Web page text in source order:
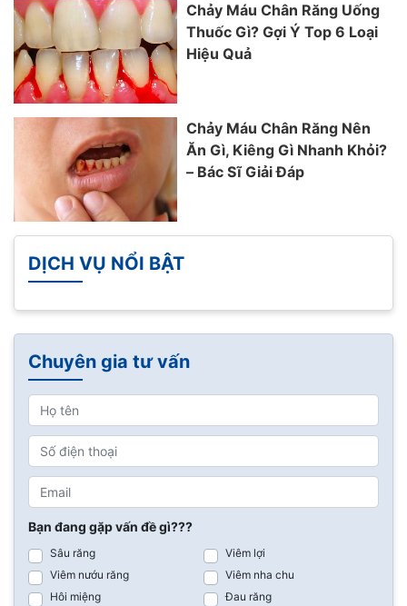
Chảy Máu Chân Răng Uống
Thuốc Gì? Gợi Ý Top 6 Loại
Hiệu Quả
Chảy Máu Chân Răng Nên
Ăn Gì, Kiêng Gì Nhanh Khỏi?
– Bác Sĩ Giải Đáp
DỊCH VỤ NỔI BẬT
Chuyên gia tư vấn
Bạn đang gặp vấn đề gì???
Sâu răng
Viêm lợi
Viêm nướu răng
Viêm nha chu
Hôi miệng
Đau răng